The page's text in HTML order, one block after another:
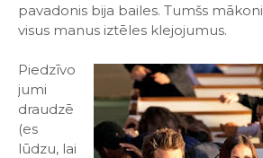
pavadonis bija bailes. Tumšs
visus manus iztēles klejojumus.
Piedzīvo
jumi
draudzē
(es
lūdzu, lai